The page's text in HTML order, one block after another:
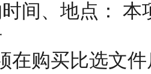
间、地点： 本
在购买比选文